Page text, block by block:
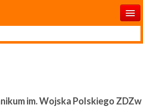
im. Wojska Polskiego ZDZw